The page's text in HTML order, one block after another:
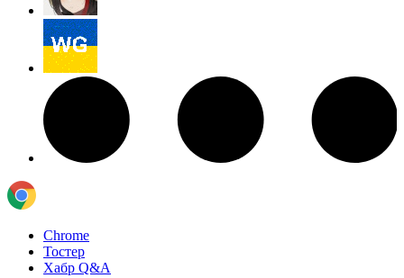
Chrome
Тостер
Хабр Q&A